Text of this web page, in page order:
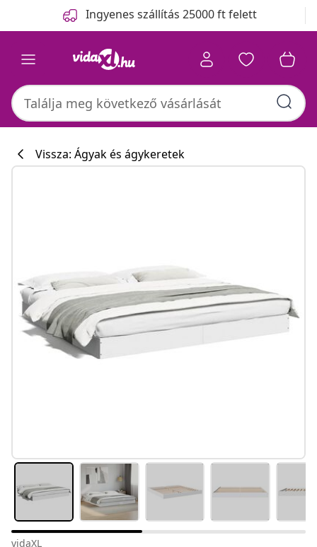
Ingyenes szállítás 25000 ft felett
Vissza: Ágyak és ágykeretek
vidaXL